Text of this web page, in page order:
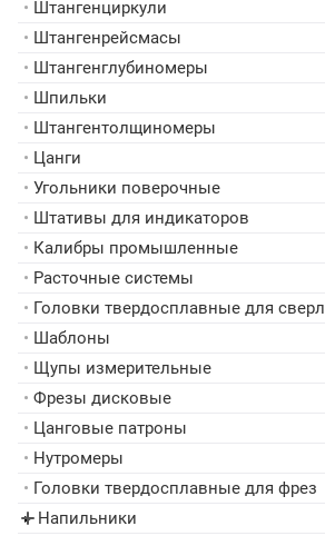
• Штангенциркули
• Штангенрейсмасы
• Штангенглубиномеры
• Шпильки
• Штангентолщиномеры
• Цанги
• Угольники поверочные
• Штативы для индикаторов
• Калибры промышленные
• Расточные системы
• Головки твердосплавные для сверл
• Шаблоны
• Щупы измерительные
• Фрезы дисковые
• Цанговые патроны
• Нутромеры
• Головки твердосплавные для фрез
▸ Напильники